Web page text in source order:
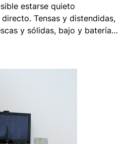
estarse quieto
Tensas y distendidas,
y sólidas, bajo y batería…